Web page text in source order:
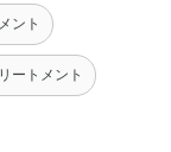
ント
ートメント